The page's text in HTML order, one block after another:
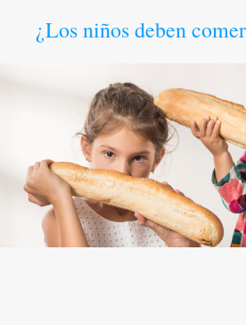
¿Los niños deben